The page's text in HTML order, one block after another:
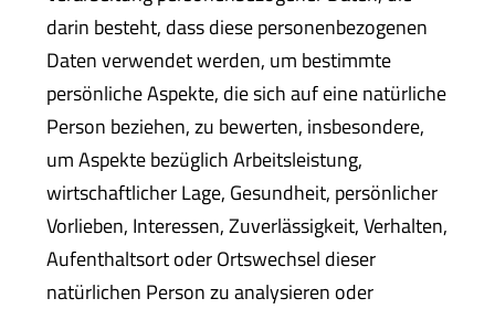
darin besteht, dass diese personenbezogenen
Daten verwendet werden, um bestimmte
persönliche Aspekte, die sich auf eine natürliche
Person beziehen, zu bewerten, insbesondere,
um Aspekte bezüglich Arbeitsleistung,
wirtschaftlicher Lage, Gesundheit, persönlicher
Vorlieben, Interessen, Zuverlässigkeit, Verhalten,
Aufenthaltsort oder Ortswechsel dieser
natürlichen Person zu analysieren oder